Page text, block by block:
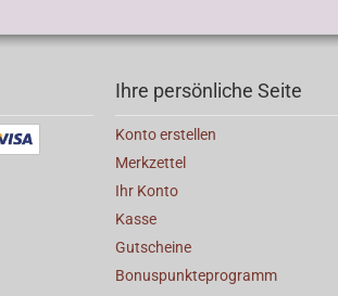
Ihre persönliche Seite
Konto erstellen
Merkzettel
Ihr Konto
Kasse
Gutscheine
Bonuspunkteprogramm